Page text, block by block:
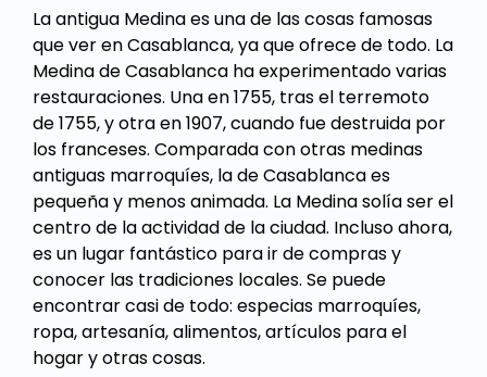
La antigua Medina es una de las cosas famosas
que ver en Casablanca, ya que ofrece de todo. La
Medina de Casablanca ha experimentado varias
restauraciones. Una en 1755, tras el terremoto
de 1755, y otra en 1907, cuando fue destruida por
los franceses. Comparada con otras medinas
antiguas marroquíes, la de Casablanca es
pequeña y menos animada. La Medina solía ser el
centro de la actividad de la ciudad. Incluso ahora,
es un lugar fantástico para ir de compras y
conocer las tradiciones locales. Se puede
encontrar casi de todo: especias marroquíes,
ropa, artesanía, alimentos, artículos para el
hogar y otras cosas.